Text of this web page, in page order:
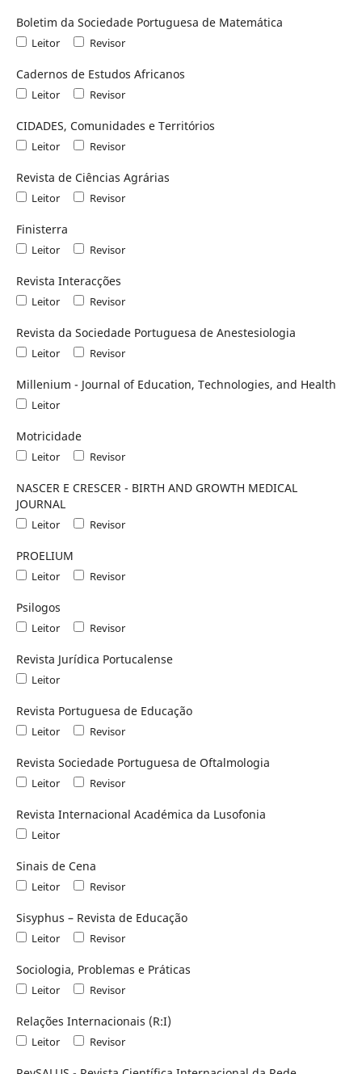
Boletim da Sociedade Portuguesa de Matemática
Leitor Revisor
Cadernos de Estudos Africanos
Leitor Revisor
CIDADES, Comunidades e Territórios
Leitor Revisor
Revista de Ciências Agrárias
Leitor Revisor
Finisterra
Leitor Revisor
Revista Interacções
Leitor Revisor
Revista da Sociedade Portuguesa de Anestesiologia
Leitor Revisor
Millenium - Journal of Education, Technologies, and Health
Leitor
Motricidade
Leitor Revisor
NASCER E CRESCER - BIRTH AND GROWTH MEDICAL
JOURNAL
Leitor Revisor
PROELIUM
Leitor Revisor
Psilogos
Leitor Revisor
Revista Jurídica Portucalense
Leitor
Revista Portuguesa de Educação
Leitor Revisor
Revista Sociedade Portuguesa de Oftalmologia
Leitor Revisor
Revista Internacional Académica da Lusofonia
Leitor
Sinais de Cena
Leitor Revisor
Sisyphus – Revista de Educação
Leitor Revisor
Sociologia, Problemas e Práticas
Leitor Revisor
Relações Internacionais (R:I)
Leitor Revisor